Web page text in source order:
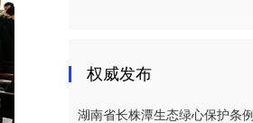
权威发布
湖南省长株潭生态绿心保护条例